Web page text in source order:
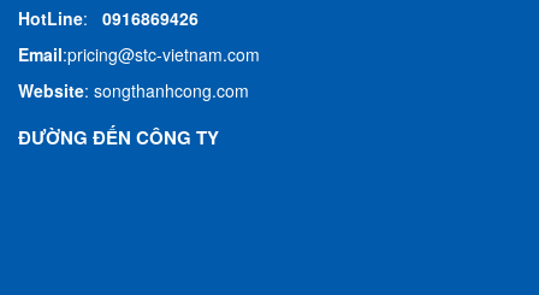
HotLine: 0916869426
Email:pricing@stc-vietnam.com
Website: songthanhcong.com
ĐƯỜNG ĐẾN CÔNG TY